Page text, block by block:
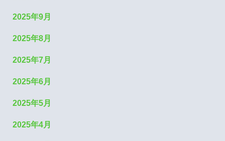
2025年9月
2025年8月
2025年7月
2025年6月
2025年5月
2025年4月